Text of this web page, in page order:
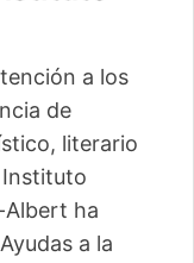
a los
de
literario
Albert ha
a la